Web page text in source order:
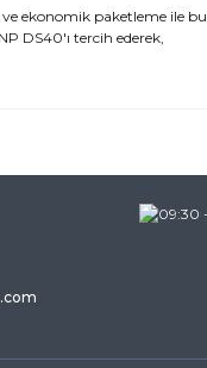
ve ekonomik paketleme ile bu
DS40'ı tercih ederek,